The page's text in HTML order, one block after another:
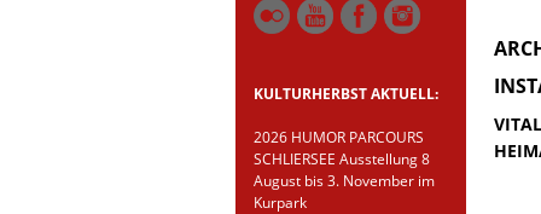
KULTURHERBST AKTUELL:
2026 HUMOR PARCOURS
SCHLIERSEE Ausstellung 8
August bis 3. November im
Kurpark